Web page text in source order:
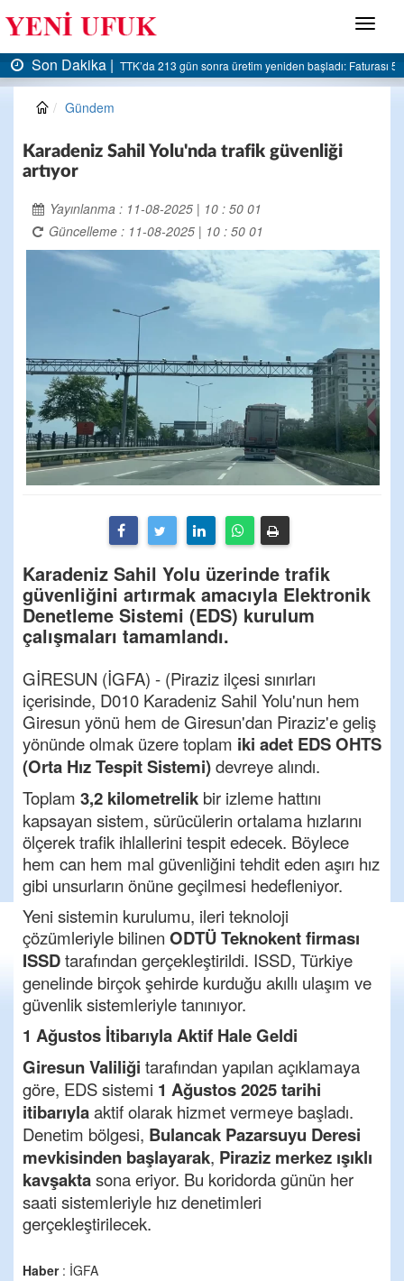
Menü
yeniden başladı: Faturası 5 milyar liraya dayandı
Son Dakika |AK Parti Ereğli İlçe
Gündem
Karadeniz Sahil Yolu'nda trafik güvenliği
artıyor
Yayınlanma : 11-08-2025 | 10 : 50 01
Güncelleme : 11-08-2025 | 10 : 50 01
Karadeniz Sahil Yolu üzerinde trafik
güvenliğini artırmak amacıyla Elektronik
Denetleme Sistemi (EDS) kurulum
çalışmaları tamamlandı.
GİRESUN (İGFA) - (Piraziz ilçesi sınırları
içerisinde, D010 Karadeniz Sahil Yolu'nun hem
Giresun yönü hem de Giresun'dan Piraziz'e geliş
yönünde olmak üzere toplam iki adet EDS OHTS
(Orta Hız Tespit Sistemi)devreye alındı.
Toplam 3,2 kilometrelik bir izleme hattını
kapsayan sistem, sürücülerin ortalama hızlarını
ölçerek trafik ihlallerini tespit edecek. Böylece
hem can hem mal güvenliğini tehdit eden aşırı hız
gibi unsurların önüne geçilmesi hedefleniyor.
Yeni sistemin kurulumu, ileri teknoloji
çözümleriyle bilinen ODTÜ Teknokent firması
ISSDtarafından gerçekleştirildi. ISSD, Türkiye
genelinde birçok şehirde kurduğu akıllı ulaşım ve
güvenlik sistemleriyle tanınıyor.
1 Ağustos İtibarıyla Aktif Hale Geldi
Giresun Valiliği tarafından yapılan açıklamaya
göre, EDS sistemi 1 Ağustos 2025 tarihi
itibarıylaaktif olarak hizmet vermeye başladı.
Denetim bölgesi, Bulancak Pazarsuyu Deresi
mevkisinden başlayarak, Piraziz merkez ışıklı
kavşaktasona eriyor. Bu koridorda günün her
saati sistemleriyle hız denetimleri
gerçekleştirilecek.
Haber: İGFA